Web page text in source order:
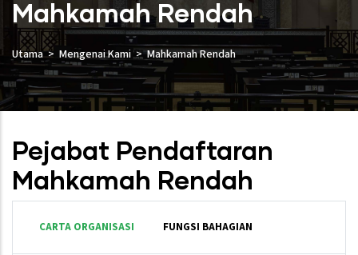
Mahkamah Rendah
Utama Mengenai Kami Mahkamah Rendah
Pejabat Pendaftaran
Mahkamah Rendah
CARTA ORGANISASI FUNGSI BAHAGIAN